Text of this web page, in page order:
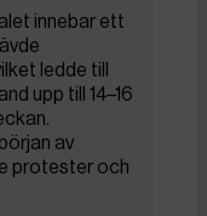
innebar ett
ledde till
upp till 14–16
av
protester och